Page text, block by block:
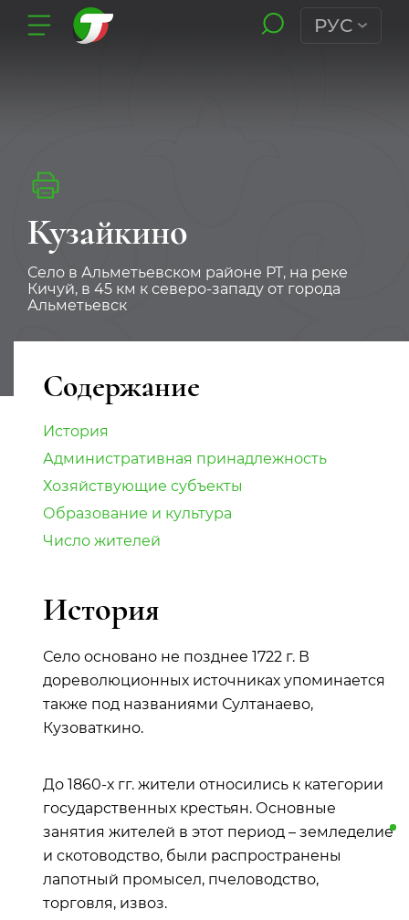
РУС
Кузайкино
Село в Альметьевском районе РТ, на реке
Кичуй, в 45 км к северо-западу от города
Альметьевск
Содержание
История
Административная принадлежность
Хозяйствующие субъекты
Образование и культура
Число жителей
История
Село основано не позднее 1722 г. В
дореволюционных источниках упоминается
также под названиями Султанаево,
Кузоваткино.
До 1860-х гг. жители относились к категории
государственных крестьян. Основные
занятия жителей в этот период – земледелие
и скотоводство, были распространены
лапотный промысел, пчеловодство,
торговля, извоз.